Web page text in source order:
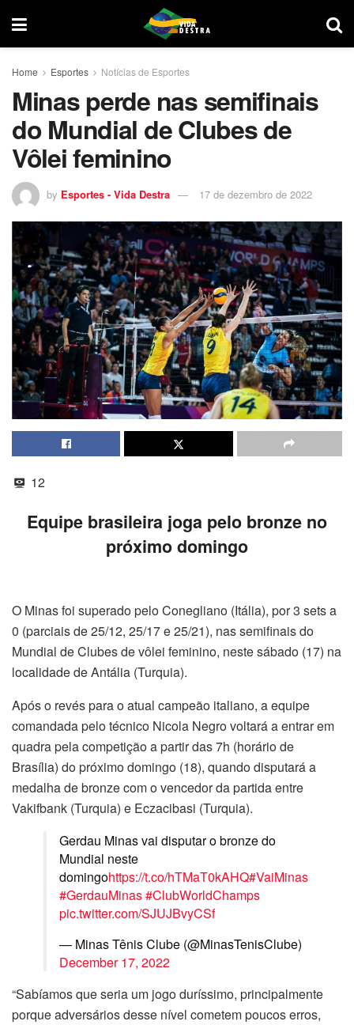
Home Esportes Notícias de Esportes
Minas perde nas semifinais
do Mundial de Clubes de
Vôlei feminino
by Esportes - Vida Destra 17 de dezembro de 2022
12
Equipe brasileira joga pelo bronze no
próximo domingo
O Minas foi superado pelo Conegliano (Itália), por 3 sets a
0 (parciais de 25/12, 25/17 e 25/21), nas semifinais do
Mundial de Clubes de vôlei feminino, neste sábado (17) na
localidade de Antália (Turquia).
Após o revés para o atual campeão italiano, a equipe
comandada pelo técnico Nicola Negro voltará a entrar em
quadra pela competição a partir das 7h (horário de
Brasília) do próximo domingo (18), quando disputará a
medalha de bronze com o vencedor da partida entre
Vakifbank (Turquia) e Eczacibasi (Turquia).
Gerdau Minas vai disputar o bronze do
Mundial neste
domingohttps://t.co/hTMaT0kAHQ#VaiMinas
#GerdauMinas#ClubWorldChamps
pic.twitter.com/SJUJBvyCSf
— Minas Tênis Clube (@MinasTenisClube)
December 17, 2022
“Sabíamos que seria um jogo duríssimo, principalmente
porque adversários desse nível cometem poucos erros,